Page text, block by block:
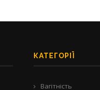
КАТЕГОРІЇ
Вагітність